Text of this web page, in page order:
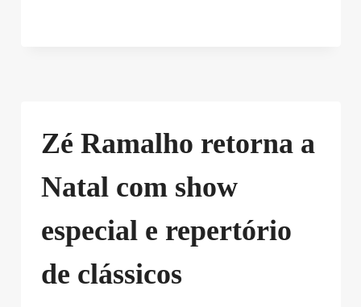
Zé Ramalho retorna a
Natal com show
especial e repertório
de clássicos